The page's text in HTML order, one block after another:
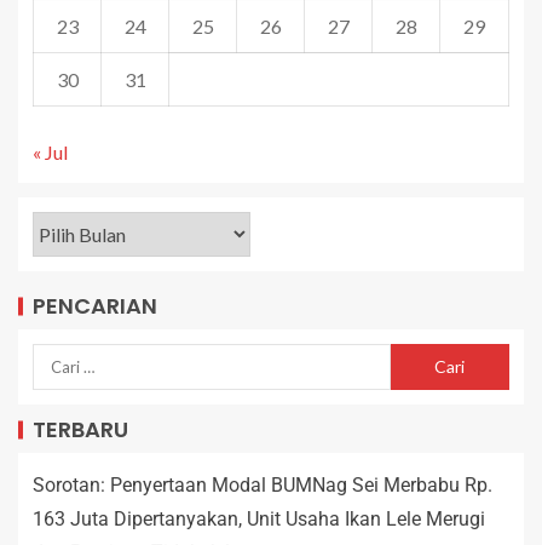
23 24 25 26 27 28 29
30 31
« Jul
PENCARIAN
TERBARU
Sorotan: Penyertaan Modal BUMNag Sei Merbabu Rp.
163 Juta Dipertanyakan, Unit Usaha Ikan Lele Merugi